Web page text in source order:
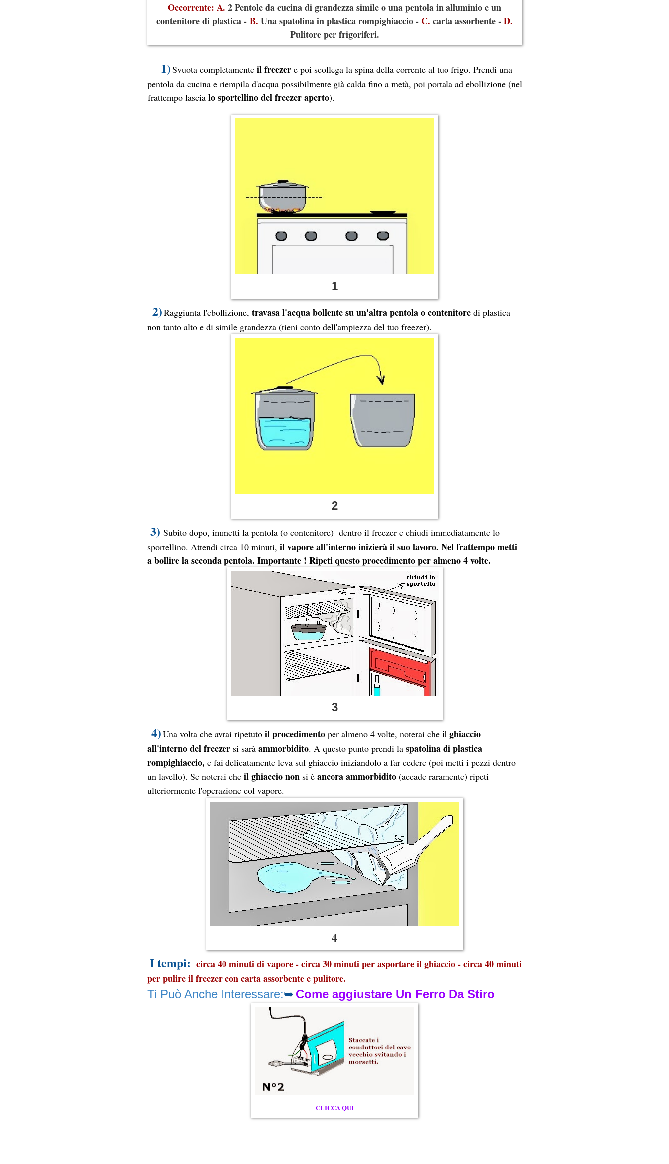
Occorrente: A. 2 Pentole da cucina di grandezza simile o una pentola in alluminio e un
contenitore di plastica - B. Una spatolina in plastica rompighiaccio - C. carta assorbente -D.
Pulitore per frigoriferi.
1)Svuota completamente il freezer e poi scollega la spina della corrente al tuo frigo. Prendi una
pentola da cucina e riempila d'acqua possibilmente già calda fino a metà, poi portala ad ebollizione (nel
frattempo lascia lo sportellino del freezer aperto).
1
2)Raggiunta l'ebollizione, travasa l'acqua bollente su un'altra pentola o contenitore di plastica
non tanto alto e di simile grandezza (tieni conto dell'ampiezza del tuo freezer).
2
3) Subito dopo, immetti la pentola (o contenitore) dentro il freezer e chiudi immediatamente lo
sportellino. Attendi circa 10 minuti, il vapore all'interno inizierà il suo lavoro. Nel frattempo metti
a bollire la seconda pentola. Importante ! Ripeti questo procedimento per almeno 4 volte.
3
4)Una volta che avrai ripetutoil procedimentoper almeno 4 volte, noterai cheil ghiaccio
all'interno del freezersi sarà ammorbidito. A questo punto prendi la spatolina di plastica
rompighiaccio, e fai delicatamente leva sul ghiaccio iniziandolo a far cedere (poi metti i pezzi dentro
un lavello). Se noterai cheil ghiaccio nonsi èancora ammorbidito (accade raramente) ripeti
ulteriormente l'operazione col vapore.
4
I tempi: circa 40 minuti di vapore - circa 30 minuti per asportare il ghiaccio - circa 40 minuti
per pulire il freezer con carta assorbente e pulitore.
Ti Può Anche Interessare:➥ Come aggiustare Un Ferro Da Stiro
CLICCA QUI